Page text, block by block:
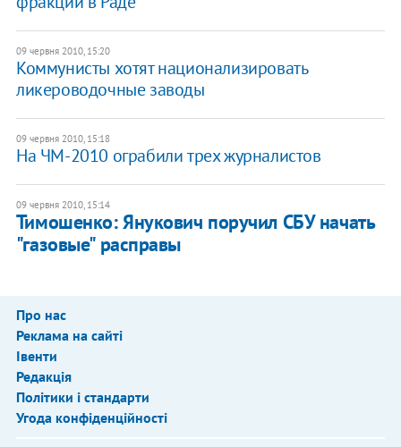
09 червня 2010, 15:20
Коммунисты хотят национализировать
ликероводочные заводы
09 червня 2010, 15:18
На ЧМ-2010 ограбили трех журналистов
09 червня 2010, 15:14
Тимошенко: Янукович поручил СБУ начать
"газовые" расправы
Про нас
Реклама на сайті
Івенти
Редакція
Політики і стандарти
Угода конфіденційності